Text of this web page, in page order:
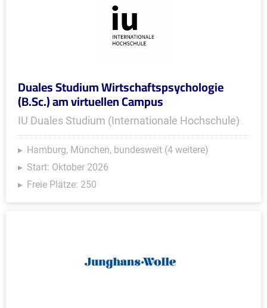
Duales Studium Wirtschaftspsychologie
(B.Sc.) am virtuellen Campus
IU Duales Studium (Internationale Hochschule)
Hamburg, München, bundesweit (4 weitere)
Start: Oktober 2026
Freie Plätze: 250